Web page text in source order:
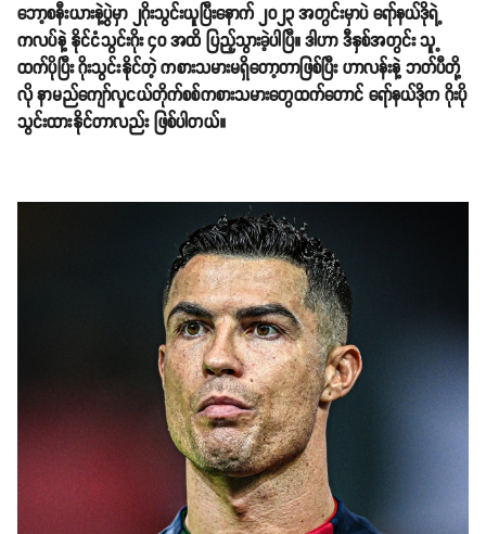
ဘော့စနီးယားနဲ့ပွဲမှာ ၂ဂိုးသွင်းယူပြီးနောက် ၂၀၂၃ အတွင်းမှာပဲ ရော်နယ်ဒိုရဲ့
ကလပ်နဲ့ နိုင်ငံသွင်းဂိုး ၄၀ အထိ ပြည့်သွားခဲ့ပါပြီ။ ဒါဟာ ဒီနှစ်အတွင်း သူ့
ထက်ပိုပြီး ဂိုးသွင်းနိုင်တဲ့ ကစားသမားမရှိတော့တာဖြစ်ပြီး ဟာလန်းနဲ့ ဘတ်ပီတို့
လို နာမည်ကျော်လူငယ်တိုက်စစ်ကစားသမားတွေထက်တောင် ရော်နယ်ဒိုက ဂိုးပို
သွင်းထားနိုင်တာလည်း ဖြစ်ပါတယ်။